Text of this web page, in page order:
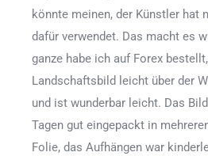
könnte meinen, der Künstler hat
dafür verwendet. Das macht es
ganze habe ich auf Forex
Landschaftsbild leicht über der
und ist wunderbar leicht. Das
Tagen gut eingepackt in
Folie, das Aufhängen war